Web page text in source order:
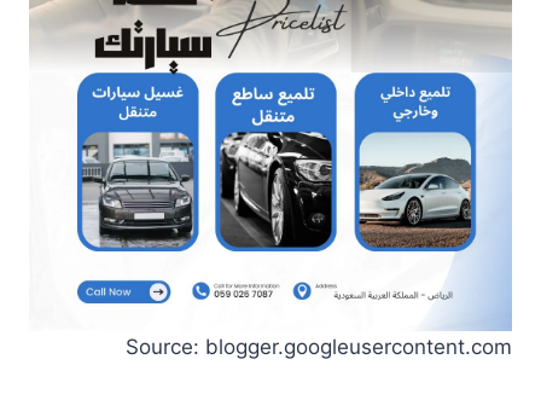
Source: blogger.googleusercontent.com